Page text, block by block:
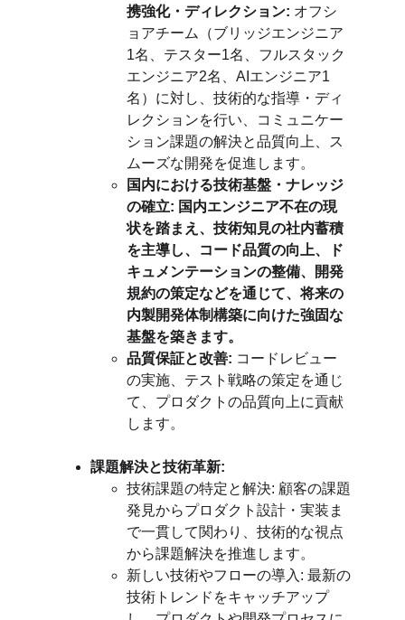
携強化・ディレクション: オフシ
ョアチーム（ブリッジエンジニア
1名、テスター1名、フルスタック
エンジニア2名、AIエンジニア1
名）に対し、技術的な指導・ディ
レクションを行い、コミュニケー
ション課題の解決と品質向上、ス
ムーズな開発を促進します。
国内における技術基盤・ナレッジ
の確立: 国内エンジニア不在の現
状を踏まえ、技術知見の社内蓄積
を主導し、コード品質の向上、ド
キュメンテーションの整備、開発
規約の策定などを通じて、将来の
内製開発体制構築に向けた強固な
基盤を築きます。
品質保証と改善: コードレビュー
の実施、テスト戦略の策定を通じ
て、プロダクトの品質向上に貢献
します。
課題解決と技術革新:
技術課題の特定と解決: 顧客の課題
発見からプロダクト設計・実装ま
で一貫して関わり、技術的な視点
から課題解決を推進します。
新しい技術やフローの導入: 最新の
技術トレンドをキャッチアップ